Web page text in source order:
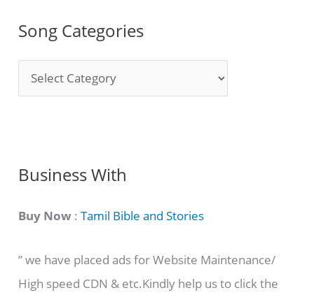
Song Categories
o
C
t
g
o
Business With
Buy Now :Tamil Bible and Stories
” we have placed ads for Website Maintenance/
High speed CDN & etc.Kindly help us to click the